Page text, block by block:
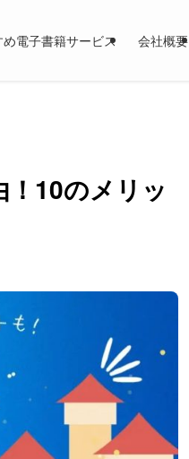
め電子書籍サービス 会社概要
！10のメリッ